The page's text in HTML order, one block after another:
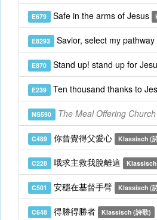
E679 Safe in the arms of Jesus
E8293 Savior, select my pathway
E870 Stand up! stand up for
E239 Ten thousand thanks to
NS590 The Meal Offering
C489 你曾覺得父愛心 Klassisch (
C228 哦求主救我脫離這
C501 安穩在基督手臂 Klassisch (
C648 得勝得勝者 Klassisch (詩歌)